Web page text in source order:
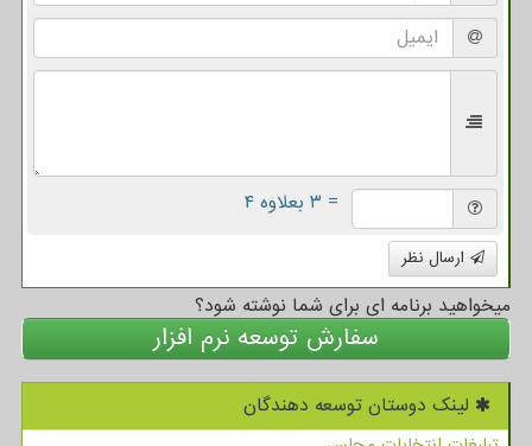
= ۳ بعلاوه ۴
ارسال نظر
میخواهید برنامه ای برای شما نوشته شود؟
سفارش توسعه نرم افزار
لینک دوستان توسعه دهندگان